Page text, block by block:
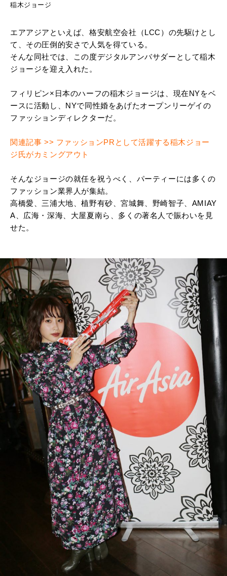
稲木ジョージ
エアアジアといえば、格安航空会社（LCC）の先駆けとし
て、その圧倒的安さで人気を得ている。
そんな同社では、この度デジタルアンバサダーとして稲木
ジョージを迎え入れた。
フィリピン×日本のハーフの稲木ジョージは、現在NYをベ
ースに活動し、NYで同性婚をあげたオープンリーゲイの
ファッションディレクターだ。
関連記事 >> ファッションPRとして活躍する稲木ジョー
ジ氏がカミングアウト
そんなジョージの就任を祝うべく、パーティーには多くの
ファッション業界人が集結。
高橋愛、三浦大地、植野有砂、宮城舞、野崎智子、AMIAY
A、広海・深海、大屋夏南ら、多くの著名人で賑わいを見
せた。